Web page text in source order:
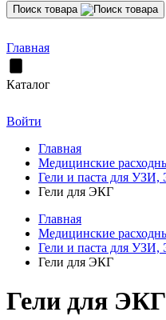
Поиск товара
Главная
Каталог
Войти
Главная
Медицинские
Гели и паста для
Гели для ЭКГ
Главная
Медицинские
Гели и паста для
Гели для ЭКГ
Гели для